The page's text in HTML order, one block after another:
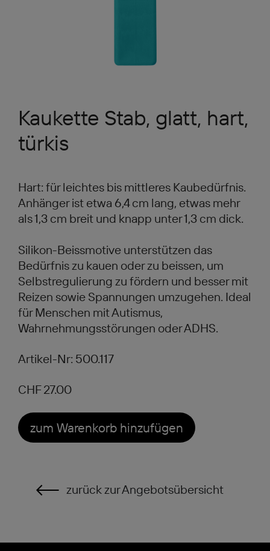
Kaukette Stab, glatt, hart,
türkis
Hart: für leichtes bis mittleres Kaubedürfnis.
Anhänger ist etwa 6,4 cm lang, etwas mehr
als 1,3 cm breit und knapp unter 1,3 cm dick.
Silikon-Beissmotive unterstützen das
Bedürfnis zu kauen oder zu beissen, um
Selbstregulierung zu fördern und besser mit
Reizen sowie Spannungen umzugehen. Ideal
für Menschen mit Autismus,
Wahrnehmungsstörungen oder ADHS.
Artikel-Nr: 500.117
CHF 27.00
zum Warenkorb hinzufügen
zurück zur Angebotsübersicht